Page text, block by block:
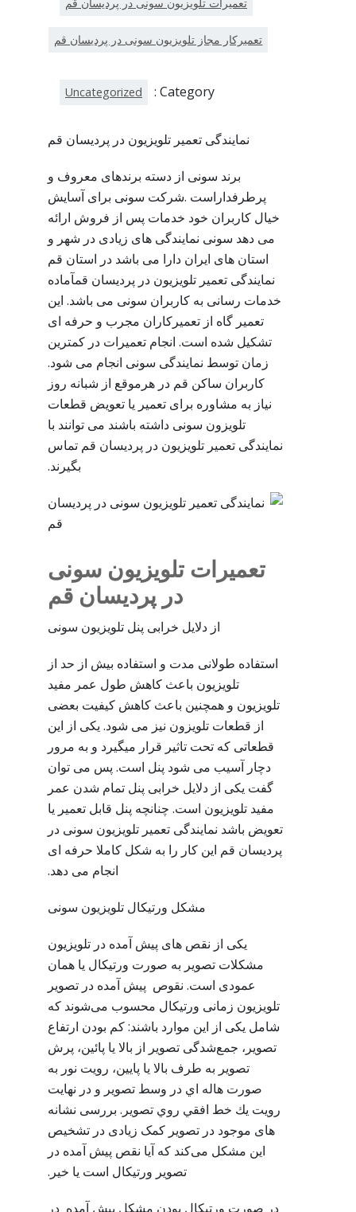
تعمیرکار مجاز تلویزیون سونی در پردیسان قم
Category :
Uncategorized
نمایندگی تعمیر تلویزیون در پردیسان قم
برند سونی از دسته برندهای معروف و
پرطرفداراست .شرکت سونی برای آسایش
خیال کاربران خود خدمات پس از فروش ارائه
می دهد سونی نمایندگی های زیادی در شهر و
استان های ایران دارا می باشد در استان قم
نمایندگی تعمیر تلویزیون در پردیسان قمآماده
خدمات رسانی به کاربران سونی می باشد. این
تعمیر گاه از تعمیرکاران مجرب و حرفه ای
تشکیل شده است. انجام تعمیرات در کمترین
زمان توسط نمایندگی سونی انجام می شود.
کاربران ساکن قم در هرموقع از شبانه روز
نیاز به مشاوره برای تعمیر یا تعویض قطعات
تلویزون سونی داشته باشند می توانند با
نمایندگی تعمیر تلویزیون در پردیسان قم تماس
بگیرند.
تعمیرات تلویزیون سونی
در پردیسان قم
از دلایل خرابی پنل تلویزیون سونی
استفاده طولانی مدت و استفاده بیش از حد از
تلویزیون باعث کاهش طول عمر مفید
تلویزیون و همچنین باعث کاهش کیفیت بعضی
از قطعات تلویزون نیز می شود. یکی از این
قطعاتی که تحت تاثیر قرار میگیرد و به مرور
دچار آسیب می شود پنل است. پس می توان
گفت یکی از دلایل خرابی پنل تمام شدن عمر
مفید تلویزیون است. چنانچه پنل قابل تعمیر یا
تعویض باشد نمایندگی تعمیر تلویزیون سونی در
پردیسان قم این کار را به شکل کاملا حرفه ای
انجام می دهد.
مشکل ورتیکال تلویزیون سونی
یکی از نقص های پیش آمده در تلویزیون
مشکلات تصویر به صورت ورتیکال یا همان
عمودی است. نقوص پیش آمده در تصویر
تلویزیون زمانی ورتیکال محسوب می‌شوند که
شامل یکی از این موارد باشند: کم بودن ارتفاع
تصوير، جمع‌شدگی تصوير از بالا يا پائين، پرش
تصویر به طرف بالا یا پایین، رویت نور به
صورت هاله اي در وسط تصویر و در نهایت
رویت يك خط افقي روي تصوير. بررسی نشانه
های موجود در تصویر کمک زیادی در تشخیص
این مشکل می‌کند که آیا نقص پیش آمده در
تصویر ورتیکال است یا خیر.
در صورت ورتیکال بودن مشکل پیش آمده در